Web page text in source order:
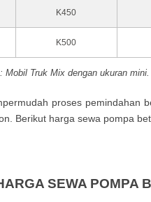
K450
K500
: Mobil Truk Mix dengan ukuran
proses pemindahan
Berikut harga sewa pompa
SEWA POMPA